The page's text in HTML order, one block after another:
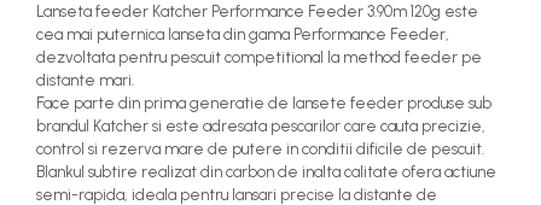
Lanseta feeder Katcher Performance Feeder 3.90m 120g este
cea mai puternica lanseta din gama Performance Feeder,
dezvoltata pentru pescuit competitional la method feeder pe
distante mari.
Face parte din prima generatie de lansete feeder produse sub
brandul Katcher si este adresata pescarilor care cauta precizie,
control si rezerva mare de putere in conditii dificile de pescuit.
Blankul subtire realizat din carbon de inalta calitate ofera actiune
semi-rapida, ideala pentru lansari precise la distante de